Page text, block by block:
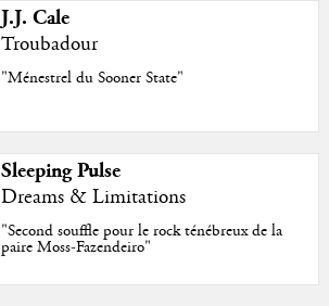
J.J. Cale
Troubadour
"Ménestrel du Sooner State"
Sleeping Pulse
Dreams & Limitations
"Second souffle pour le rock ténébreux de la
paire Moss-Fazendeiro"